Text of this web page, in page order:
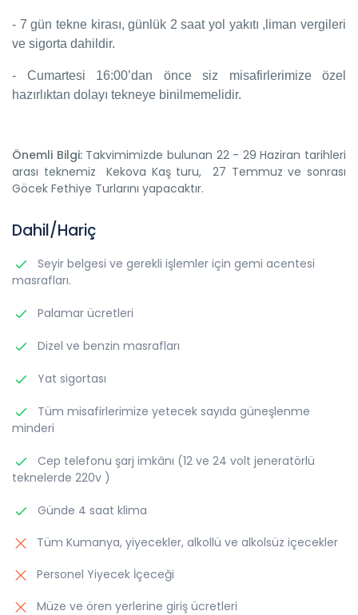
- 7 gün tekne kirası, günlük 2 saat yol yakıtı ,liman vergileri
ve sigorta dahildir.
- Cumartesi 16:00’dan önce siz misafirlerimize özel
hazırlıktan dolayı tekneye binilmemelidir.
Önemli Bilgi:Takvimimizde bulunan 22 - 29 Haziran tarihleri
arası teknemiz Kekova Kaş turu, 27 Temmuz ve sonrası
Göcek Fethiye Turlarını yapacaktır.
Dahil/Hariç
Seyir belgesi ve gerekli işlemler için gemi acentesi
masrafları.
Palamar ücretleri
Dizel ve benzin masrafları
Yat sigortası
Tüm misafirlerimize yetecek sayıda güneşlenme
minderi
Cep telefonu şarj imkânı (12 ve 24 volt jeneratörlü
teknelerde 220v )
Günde 4 saat klima
Tüm Kumanya, yiyecekler, alkollü ve alkolsüz içecekler
Personel Yiyecek İçeceği
Müze ve ören yerlerine giriş ücretleri